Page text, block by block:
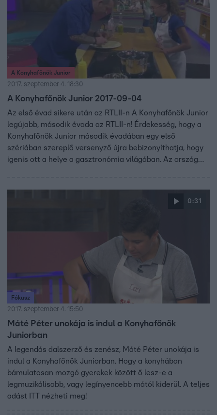
rengeteg jókedvvel, huncutsággal és nagy adag
vidámsággal megfűszerezve.
A Konyhafőnök Junior
2017. szeptember 4. 18:30
A Konyhafőnök Junior 2017-09-04
Az első évad sikere után az RTLII-n A Konyhafőnök Junior
legújabb, második évada az RTLII-n! Érdekesség, hogy a
Konyhafőnök Junior második évadában egy első
szériában szereplő versenyző újra bebizonyíthatja, hogy
igenis ott a helye a gasztronómia világában. Az ország
Fördős Zének és természetesen a nézőknek, hogy fiatal
vidámsággal megfűszerezve.
0:31
Fókusz
2017. szeptember 4. 15:50
Máté Péter unokája is indul a Konyhafőnök
Juniorban
A legendás dalszerző és zenész, Máté Péter unokája is
indul a Konyhafőnök Juniorban. Hogy a konyhában
bámulatosan mozgó gyerekek között ő lesz-e a
legmuzikálisabb, vagy legínyencebb mától kiderül. A teljes
adást ITT nézheti meg!